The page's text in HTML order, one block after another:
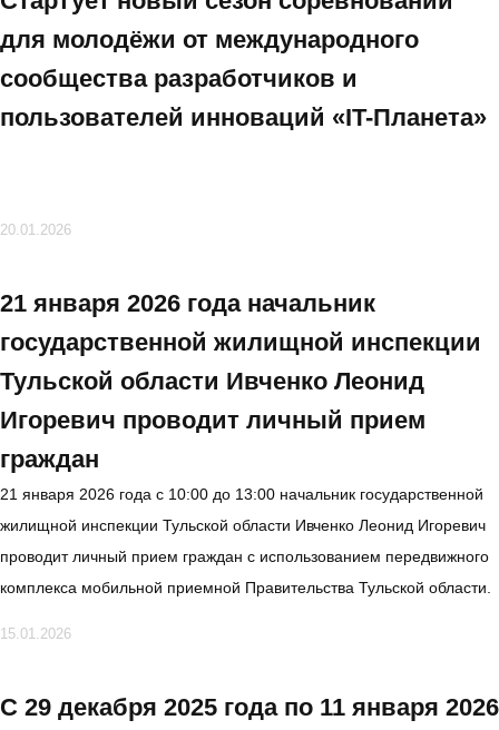
для молодёжи от международного
сообщества разработчиков и
пользователей инноваций «IT⁠-⁠Планета»
20.01.2026
21 января 2026 года начальник
государственной жилищной инспекции
Тульской области Ивченко Леонид
Игоревич проводит личный прием
граждан
21 января 2026 года с 10:00 до 13:00 начальник государственной
жилищной инспекции Тульской области Ивченко Леонид Игоревич
проводит личный прием граждан с использованием передвижного
комплекса мобильной приемной Правительства Тульской области.
15.01.2026
С 29 декабря 2025 года по 11 января 2026